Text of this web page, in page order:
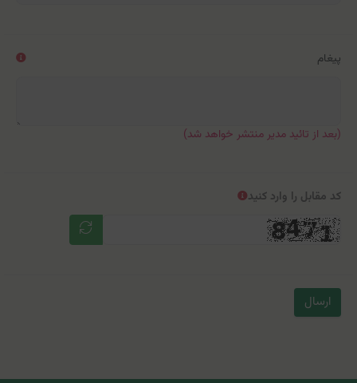
پیغام
(بعد از تائید مدیر منتشر خواهد شد)
کد مقابل را وارد کنید
ارسال